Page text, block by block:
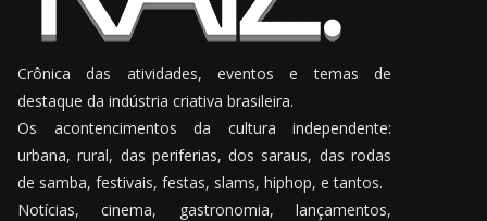
Crônica das atividades, eventos e temas de
destaque da indústria criativa brasileira.
Os acontencimentos da cultura independente:
urbana, rural, das periferias, dos saraus, das rodas
de samba, festivais, festas, slams, hiphop, e tantos.
Notícias, cinema, gastronomia, lançamentos,